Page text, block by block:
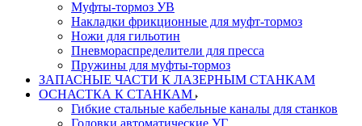
Муфты-тормоз УВ
Накладки фрикционные для муфт-тормоз
Ножи для гильотин
Пневмораспределители для пресса
Пружины для муфты-тормоз
ЗАПАСНЫЕ ЧАСТИ К ЛАЗЕРНЫМ СТАНКАМ
ОСНАСТКА К СТАНКАМ
Гибкие стальные кабельные каналы для станков
Головки автоматические УГ